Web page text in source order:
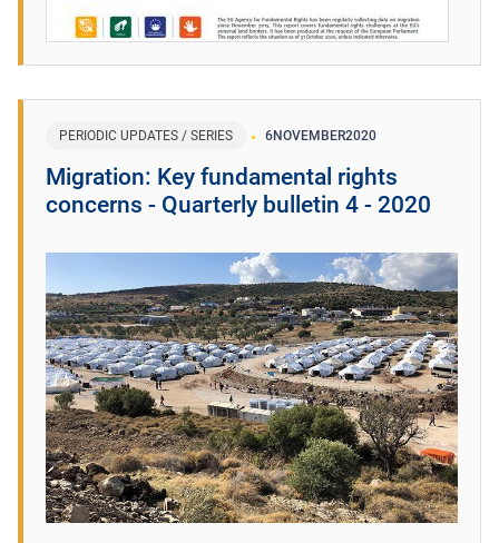
PERIODIC UPDATES / SERIES 6NOVEMBER2020
Migration: Key fundamental rights
concerns - Quarterly bulletin 4 - 2020